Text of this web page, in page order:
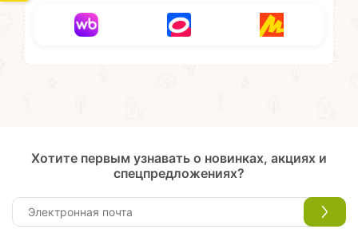
Хотите первым узнавать о новинках, акциях и
спецпредложениях?